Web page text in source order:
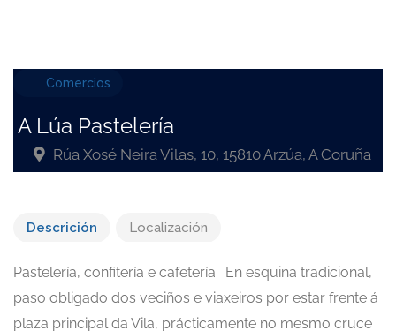
Comercios
A Lúa Pastelería
Rúa Xosé Neira Vilas, 10, 15810 Arzúa, A Coruña
Descrición Localización
Pastelería, confitería e cafetería. En esquina tradicional,
paso obligado dos veciños e viaxeiros por estar frente á
plaza principal da Vila, prácticamente no mesmo cruce